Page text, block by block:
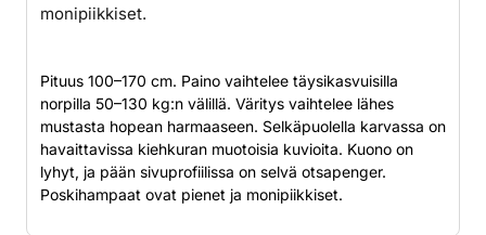
monipiikkiset.
Pituus 100–170 cm. Paino vaihtelee täysikasvuisilla
norpilla 50–130 kg:n välillä. Väritys vaihtelee lähes
mustasta hopean harmaaseen. Selkäpuolella karvassa on
havaittavissa kiehkuran muotoisia kuvioita. Kuono on
lyhyt, ja pään sivuprofiilissa on selvä otsapenger.
Poskihampaat ovat pienet ja monipiikkiset.